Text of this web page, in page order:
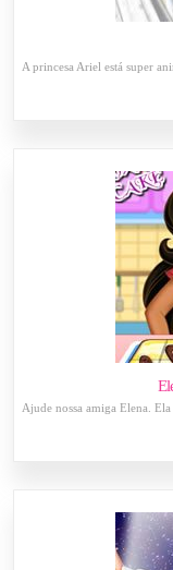
A princesa Ariel está super
Ajude nossa amiga Elena.